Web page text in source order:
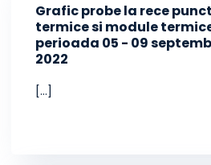
Grafic probe la rece
termice si module
perioada 05 - 09
2022
[...]